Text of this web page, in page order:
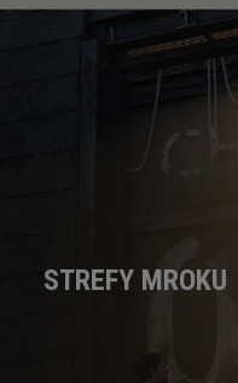
STREFY MROKU